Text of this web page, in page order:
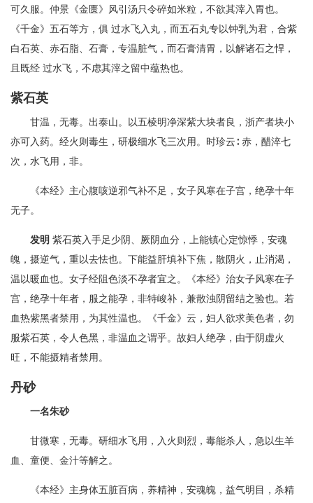
可久服。仲景《金匮》风引汤只令碎如米粒，不欲其滓入胃也。
《千金》五石等方，俱 过水飞入丸，而五石丸专以钟乳为君，合紫
白石英、赤石脂、石膏，专温脏气，而石膏清胃，以解诸石之悍，
且既经 过水飞，不虑其滓之留中蕴热也。
紫石英
甘温，无毒。出泰山。以五棱明净深紫大块者良，浙产者块小
亦可入药。经火则毒生，研极细水飞三次用。时珍云∶ 赤，醋淬七
次，水飞用，非。
《本经》主心腹咳逆邪气补不足，女子风寒在子宫，绝孕十年
无子。
发明 紫石英入手足少阴、厥阴血分，上能镇心定惊悸，安魂
魄，摄逆气，重以去怯也。下能益肝填补下焦，散阴火，止消渴，
温以暖血也。女子经阻色淡不孕者宜之。《本经》治女子风寒在子
宫，绝孕十年者，服之能孕，非特峻补，兼散浊阴留结之验也。若
血热紫黑者禁用，为其性温也。《千金》云，妇人欲求美色者，勿
服紫石英，令人色黑，非温血之谓乎。故妇人绝孕，由于阴虚火
旺，不能摄精者禁用。
丹砂
一名朱砂
甘微寒，无毒。研细水飞用，入火则烈，毒能杀人，急以生羊
血、童便、金汁等解之。
《本经》主身体五脏百病，养精神，安魂魄，益气明目，杀精